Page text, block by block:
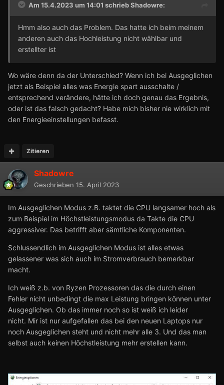
Am 15.4.2023 um 14:01 schriebShadowre:
Hmm also auch das Problem. Das hatte ich beim meinem
anderen auch das Hochleistung nicht wählbar und
erstellter ist
Wo wäre denn da der Unterschied? Wenn ich bei Ausgeglichen
jetzt als Beispiel alles was Energie spart ausschalte /
entsprechend verändere, hätte ich doch genau das Ergebnis,
oder ist das falsch gedacht? Habe mich bisher nie wirklich mit
den Energieeinstellungen befasst.
Zitieren
Shadowre
Geschrieben 15. April 2023
Im Ausgeglichen Modus z.B. taktet die CPU langsamer hoch als
zum Beispiel im Höchstleistungsmodus da Takte die CPU
aggressiver. Das betrifft aber sämtliche Komponenten.
Schlussendlich im Ausgeglichen Modus ist alles etwas
gelassener was sich auch im Stromverbrauch bemerkbar
macht.
Ich weiß z.b. von Ryzen Prozessoren das die durch einen
Fehler nicht unbedingt die max Leistung bringen können unter
Ausgeglichen. Ob das immer noch so ist weiß ich leider
nicht. Mir ist nur aufgefallen das bei den neuen Laptops nur
noch Ausgeglichen steht und nicht mehr alle 3. Und das man
selbst auch keinen Höchstleistung mehr erstellen kann.